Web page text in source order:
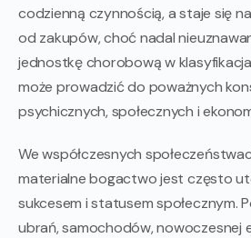
codzienną czynnością, a staje się
od zakupów, choć nadal
jednostkę chorobową w
może prowadzić do poważnych
psychicznych, społecznych i
We współczesnych
materialne bogactwo jest często
sukcesem i statusem społecznym.
ubrań, samochodów, nowoczesnej